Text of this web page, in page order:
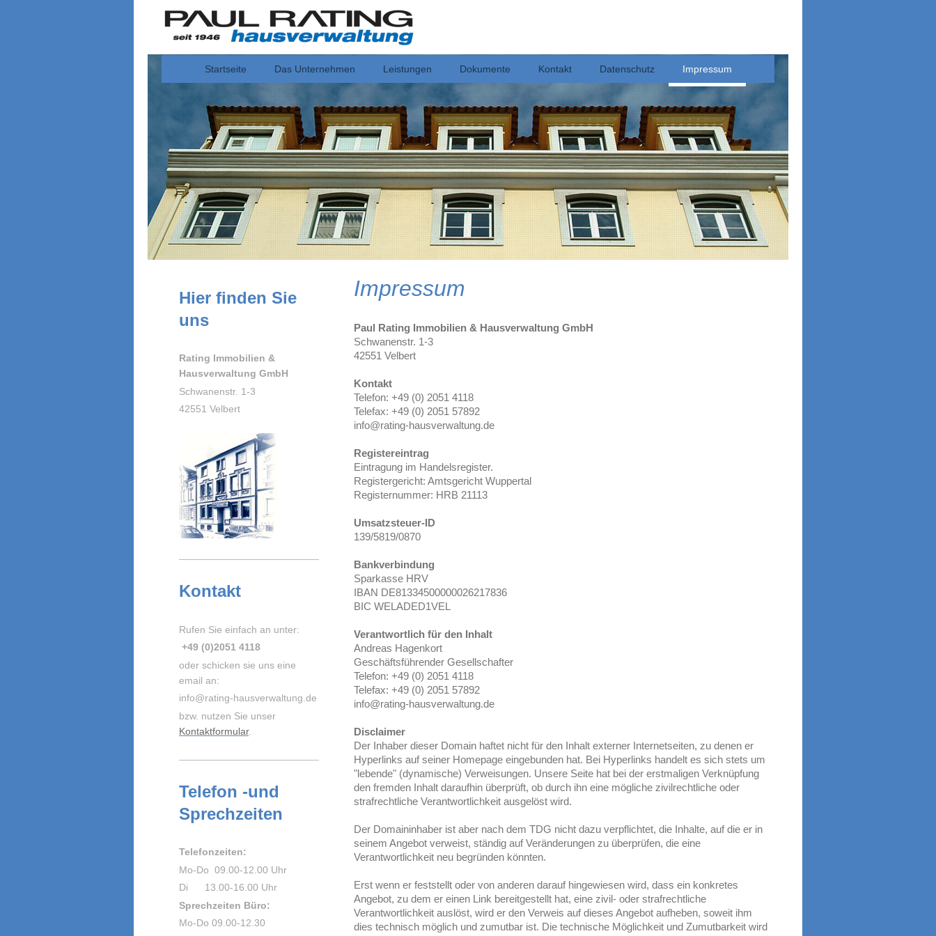
Startseite Das Unternehmen Leistungen Dokumente Kontakt Datenschutz Impressum
Impressum
Paul Rating Immobilien & Hausverwaltung GmbH
Schwanenstr. 1-3
42551 Velbert
Kontakt
Telefon: +49 (0) 2051 4118
Telefax: +49 (0) 2051 57892
info@rating-hausverwaltung.de
Registereintrag
Eintragung im Handelsregister.
Registergericht: Amtsgericht Wuppertal
Registernummer: HRB 21113
Umsatzsteuer-ID
139/5819/0870
Bankverbindung
Sparkasse HRV
IBAN DE81334500000026217836
BIC WELADED1VEL
Verantwortlich für den Inhalt
Andreas Hagenkort
Geschäftsführender Gesellschafter
Telefon: +49 (0) 2051 4118
Telefax: +49 (0) 2051 57892
info@rating-hausverwaltung.de
Disclaimer
Der Inhaber dieser Domain haftet nicht für den Inhalt externer Internetseiten, zu denen er
Hyperlinks auf seiner Homepage eingebunden hat. Bei Hyperlinks handelt es sich stets um
"lebende" (dynamische) Verweisungen. Unsere Seite hat bei der erstmaligen Verknüpfung
den fremden Inhalt daraufhin überprüft, ob durch ihn eine mögliche zivilrechtliche oder
strafrechtliche Verantwortlichkeit ausgelöst wird.
Der Domaininhaber ist aber nach dem TDG nicht dazu verpflichtet, die Inhalte, auf die er in
seinem Angebot verweist, ständig auf Veränderungen zu überprüfen, die eine
Verantwortlichkeit neu begründen könnten.
Erst wenn er feststellt oder von anderen darauf hingewiesen wird, dass ein konkretes
Angebot, zu dem er einen Link bereitgestellt hat, eine zivil- oder strafrechtliche
Verantwortlichkeit auslöst, wird er den Verweis auf dieses Angebot aufheben, soweit ihm
dies technisch möglich und zumutbar ist. Die technische Möglichkeit und Zumutbarkeit wird
Hier finden Sie
uns
Rating Immobilien &
Hausverwaltung GmbH
Schwanenstr. 1-3
42551 Velbert
Kontakt
Rufen Sie einfach an unter:
+49 (0)2051 4118
oder schicken sie uns eine
email an:
info@rating-hausverwaltung.de
bzw. nutzen Sie unser
Kontaktformular.
Telefon -und
Sprechzeiten
Telefonzeiten:
Mo-Do 09.00-12.00 Uhr
Di 13.00-16.00 Uhr
Sprechzeiten Büro:
Mo-Do 09.00-12.30